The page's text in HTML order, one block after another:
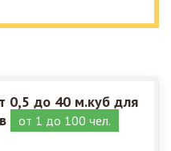
0,5 до 40 м.куб для
от 1 до 100 чел.